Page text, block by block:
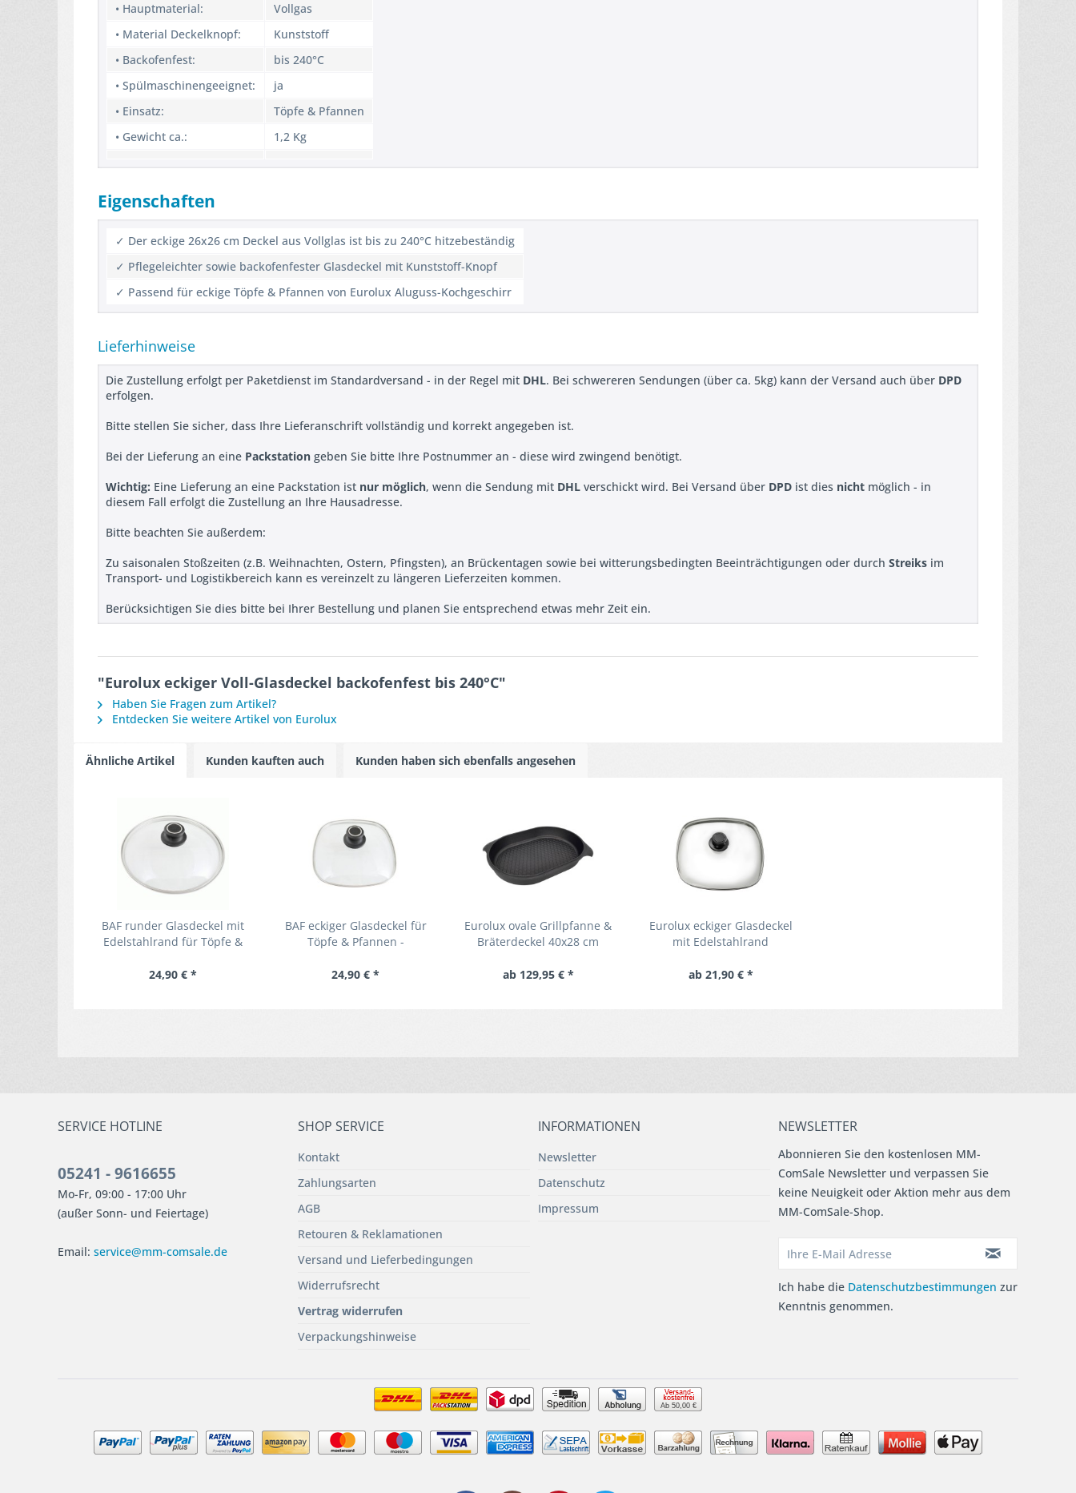
• Hauptmaterial:
Vollgas
• Material Deckelknopf:
Kunststoff
• Backofenfest:
bis 240°C
• Spülmaschinengeeignet:
ja
• Einsatz:
Töpfe & Pfannen
• Gewicht ca.:
1,2 Kg
Eigenschaften
✓ Der eckige 26x26 cm Deckel aus Vollglas ist bis zu 240°C hitzebeständig
✓ Pflegeleichter sowie backofenfester Glasdeckel mit Kunststoff-Knopf
✓ Passend für eckige Töpfe & Pfannen von Eurolux Aluguss-Kochgeschirr
Lieferhinweise
Die Zustellung erfolgt per Paketdienst im Standardversand - in der Regel mit DHL. Bei schwereren Sendungen (über ca. 5kg) kann der Versand auch über DPD
erfolgen.
Bitte stellen Sie sicher, dass Ihre Lieferanschrift vollständig und korrekt angegeben ist.
Bei der Lieferung an eine Packstation geben Sie bitte Ihre Postnummer an - diese wird zwingend benötigt.
Wichtig: Eine Lieferung an eine Packstation ist nur möglich, wenn die Sendung mit DHL verschickt wird. Bei Versand über DPD ist dies nicht möglich - in
diesem Fall erfolgt die Zustellung an Ihre Hausadresse.
Bitte beachten Sie außerdem:
Zu saisonalen Stoßzeiten (z.B. Weihnachten, Ostern, Pfingsten), an Brückentagen sowie bei witterungsbedingten Beeinträchtigungen oder durch Streiks im
Transport- und Logistikbereich kann es vereinzelt zu längeren Lieferzeiten kommen.
Berücksichtigen Sie dies bitte bei Ihrer Bestellung und planen Sie entsprechend etwas mehr Zeit ein.
"Eurolux eckiger Voll-Glasdeckel backofenfest bis 240°C"
Haben Sie Fragen zum Artikel?
Entdecken Sie weitere Artikel von Eurolux
Ähnliche Artikel Kunden kauften auch Kunden haben sich ebenfalls angesehen
BAF runder Glasdeckel mit
Edelstahlrand für Töpfe &
24,90 € *
BAF eckiger Glasdeckel für
Töpfe & Pfannen -
24,90 € *
Eurolux ovale Grillpfanne &
Bräterdeckel 40x28 cm
ab 129,95 € *
Eurolux eckiger Glasdeckel
mit Edelstahlrand
ab 21,90 € *
SERVICE HOTLINE
05241 - 9616655
Mo-Fr, 09:00 - 17:00 Uhr
(außer Sonn- und Feiertage)
Email: service@mm-comsale.de
SHOP SERVICE
Kontakt
Zahlungsarten
AGB
Retouren & Reklamationen
Versand und Lieferbedingungen
Widerrufsrecht
Vertrag widerrufen
Verpackungshinweise
INFORMATIONEN
Newsletter
Datenschutz
Impressum
NEWSLETTER
Abonnieren Sie den kostenlosen MM-
ComSale Newsletter und verpassen Sie
keine Neuigkeit oder Aktion mehr aus dem
MM-ComSale-Shop.
Ich habe die Datenschutzbestimmungen zur
Kenntnis genommen.
Ab 50,00 €